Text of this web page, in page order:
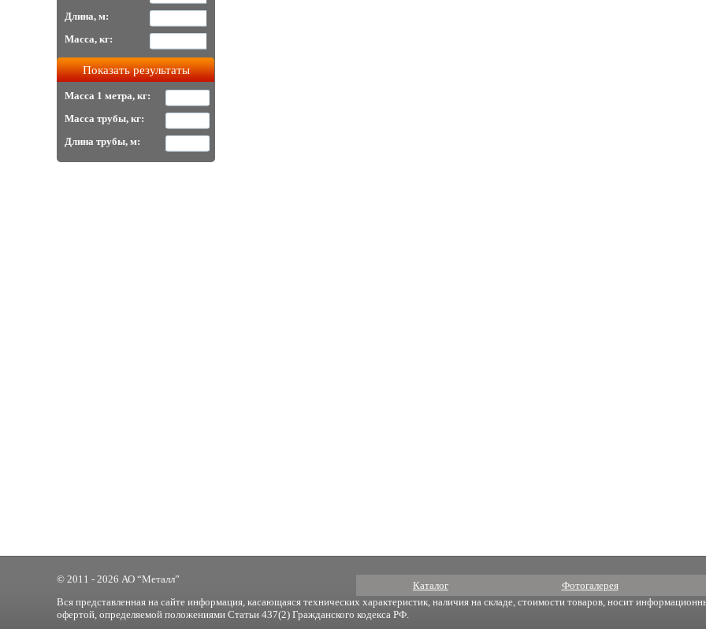
Длина, м:
Масса, кг:
Масса 1 метра, кг:
Масса трубы, кг:
Длина трубы, м:
Каталог Фотогалерея
© 2011 - 2026 АО “Металл”
Вся представленная на сайте информация, касающаяся технических характеристик, наличия на складе, стоимости товаров, носит
офертой, определяемой положениями Статьи 437(2) Гражданского кодекса РФ.